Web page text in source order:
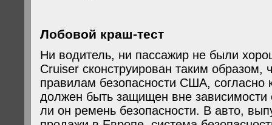
Лобовой краш-тест
Ни водитель, ни пассажир не были
Cruiser сконструирован таким образом,
правилам безопасности США, согласно
должен быть защищен вне зависимости
ли он ремень безопасности. В авто,